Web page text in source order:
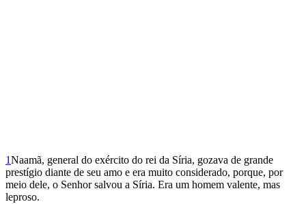
1Naamã, general do exército do rei da Síria, gozava de grande
prestígio diante de seu amo e era muito considerado, porque, por
meio dele, o Senhor salvou a Síria. Era um homem valente, mas
leproso.